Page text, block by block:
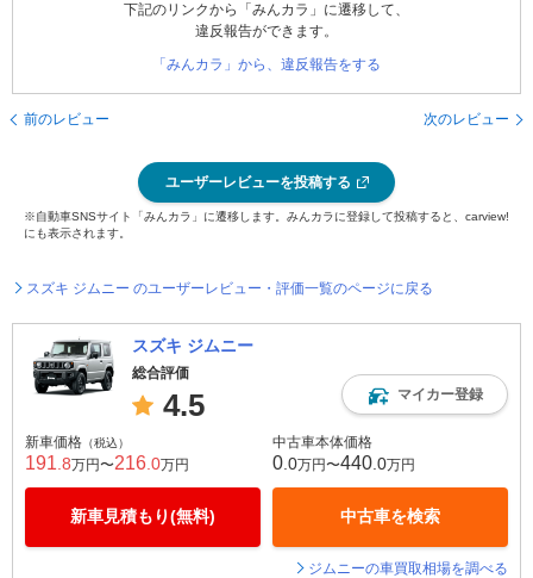
下記のリンクから「みんカラ」に遷移して、
違反報告ができます。
「みんカラ」から、違反報告をする
前のレビュー 次のレビュー
ユーザーレビューを投稿する
※自動車SNSサイト「みんカラ」に遷移します。みんカラに登録して投稿すると、carview!
にも表示されます。
スズキ ジムニー のユーザーレビュー・評価一覧のページに戻る
スズキ ジムニー
総合評価
4.5 マイカー登録
新車価格 （税込）
191 .8万円〜216 .0万円
新車見積もり(無料)
中古車本体価格
0 .0万円〜440 .0万円
中古車を検索
ジムニーの車買取相場を調べる